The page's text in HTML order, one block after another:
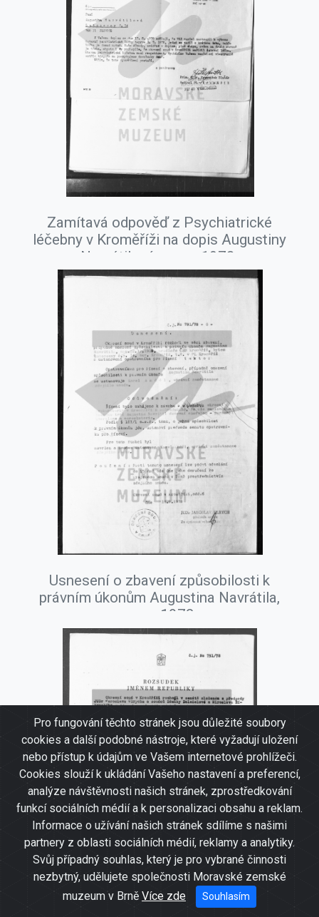
Pro fungování těchto stránek jsou důležité soubory
cookies a další podobné nástroje, které vyžadují uložení
nebo přístup k údajům ve Vašem internetové prohlížeči.
Cookies slouží k ukládání Vašeho nastavení a preferencí,
analýze návštěvnosti našich stránek, zprostředkování
funkcí sociálních médií a k personalizaci obsahu a reklam.
Informace o užívání našich stránek sdílíme s našimi
partnery z oblasti sociálních médií, reklamy a analytiky.
Svůj případný souhlas, který je pro vybrané činnosti
nezbytný, udělujete společnosti Moravské zemské
muzeum v Brně Více zde Souhlasím
Zamítavá odpověď z Psychiatrické
léčebny v Kroměříži na dopis Augustiny
Navrátilové, srpen 1978.
Usnesení o zbavení způsobilosti k
právním úkonům Augustina Navrátila,
srpen 1978.